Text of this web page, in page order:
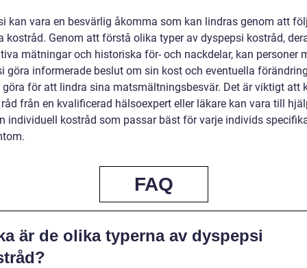
kan vara en besvärlig åkomma som kan lindras genom att
kostråd. Genom att förstå olika typer av dyspepsi kostråd,
mätningar och historiska för- och nackdelar, kan personer
göra informerade beslut om sin kost och eventuella
göra för att lindra sina matsmältningsbesvär. Det är viktigt att
från en kvalificerad hälsoexpert eller läkare kan vara till
individuell kostråd som passar bäst för varje individs
FAQ
är de olika typerna av dyspepsi